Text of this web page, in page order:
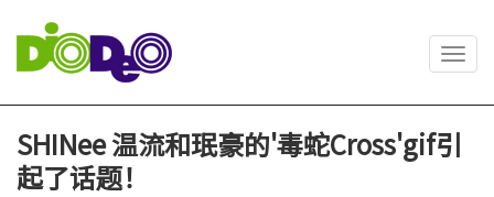
SHINee 温流和珉豪的'毒蛇Cross'gif引
起了话题！